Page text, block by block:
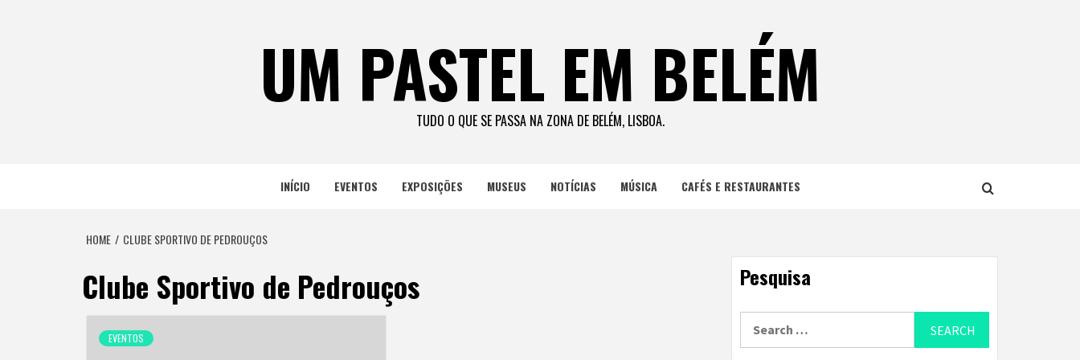
UM PASTEL EM BELÉM
TUDO O QUE SE PASSA NA ZONA DE BELÉM, LISBOA.
INÍCIO EVENTOS EXPOSIÇÕES MUSEUS NOTÍCIAS MÚSICA CAFÉS E RESTAURANTES
HOME CLUBE SPORTIVO DE PEDROUÇOS
Clube Sportivo de Pedrouços
EVENTOS
Pesquisa